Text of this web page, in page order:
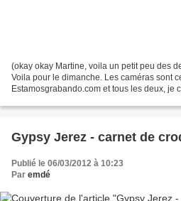
(okay okay Martine, voila un petit peu des
Voila pour le dimanche. Les caméras sont
Estamosgrabando.com et tous les deux, je
Gypsy Jerez - carnet de
Publié le 06/03/2012 à 10:23
Par emdé